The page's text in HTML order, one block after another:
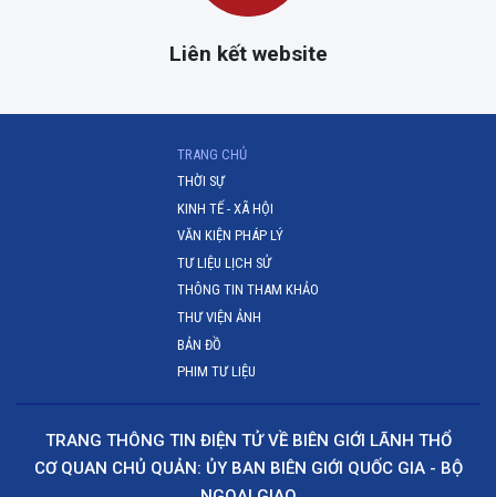
Liên kết website
TRANG CHỦ(CURRENT)
THỜI SỰ
KINH TẾ - XÃ HỘI
VĂN KIỆN PHÁP LÝ
TƯ LIỆU LỊCH SỬ
THÔNG TIN THAM KHẢO
THƯ VIỆN ẢNH
BẢN ĐỒ
PHIM TƯ LIỆU
TRANG THÔNG TIN ĐIỆN TỬ VỀ BIÊN GIỚI LÃNH THỔ
CƠ QUAN CHỦ QUẢN: ỦY BAN BIÊN GIỚI QUỐC GIA - BỘ